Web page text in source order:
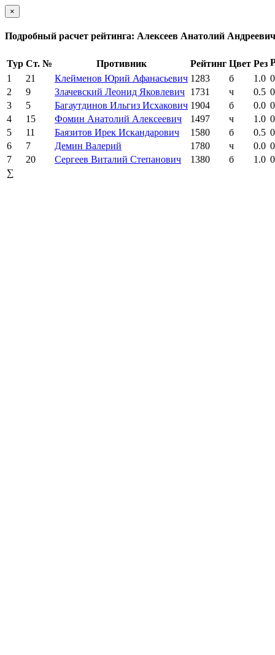
×
Подробный расчет рейтинга: Алексеев Анатолий Андреевич
Тур Ст. № Противник Рейтинг Цвет Рез
1
21 Клейменов Юрий Афанасьевич 1283 б 1.0
2
9 Злачевский Леонид Яковлевич 1731 ч 0.5
3
5 Багаутдинов Ильгиз Исхакович 1904 б 0.0
4
15 Фомин Анатолий Алексеевич 1497 ч 1.0
5
11 Баязитов Ирек Искандарович 1580 б 0.5
6
7 Демин Валерий 1780 ч 0.0
7
20 Сергеев Виталий Степанович 1380 б 1.0
∑